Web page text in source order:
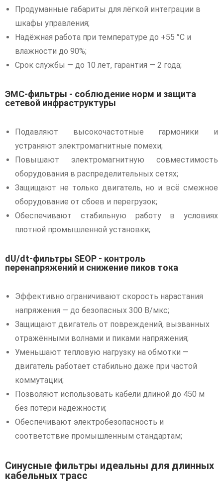
Продуманные габариты для лёгкой интеграции в
шкафы управления;
Надёжная работа при температуре до +55 °C и
влажности до 90%;
Срок службы — до 10 лет, гарантия — 2 года;
ЭМС-фильтры - соблюдение норм и защита
сетевой инфраструктуры
Подавляют высокочастотные гармоники и
устраняют электромагнитные помехи;
Повышают электромагнитную совместимость
оборудования в распределительных сетях;
Защищают не только двигатель, но и всё смежное
оборудование от сбоев и перегрузок;
Обеспечивают стабильную работу в условиях
плотной промышленной установки;
dU/dt-фильтры SEOP - контроль
перенапряжений и снижение пиков тока
Эффективно ограничивают скорость нарастания
напряжения — до безопасных 300 В/мкс;
Защищают двигатель от повреждений, вызванных
отражёнными волнами и пиками напряжения;
Уменьшают тепловую нагрузку на обмотки —
двигатель работает стабильно даже при частой
коммутации;
Позволяют использовать кабели длиной до 450 м
без потери надёжности;
Обеспечивают электробезопасность и
соответствие промышленным стандартам;
Синусные фильтры идеальны для длинных
кабельных трасс